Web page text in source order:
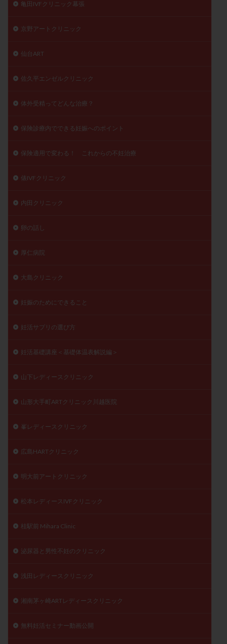
亀田IVFクリニック幕張
京野アートクリニック
仙台ART
佐久平エンゼルクリニック
体外受精ってどんな治療？
保険診療内でできる妊娠へのポイント
保険適用で変わる！ これからの不妊治療
俵IVFクリニック
内田クリニック
卵の話し
厚仁病院
大島クリニック
妊娠のためにできること
妊活サプリの選び方
妊活基礎講座＜基礎体温表解説編＞
山下レディースクリニック
山形大手町ARTクリニック川越医院
峯レディースクリニック
広島HARTクリニック
明大前アートクリニック
松本レディースIVFクリニック
桂駅前 Mihara Clinic
泌尿器と男性不妊のクリニック
浅田レディースクリニック
湘南茅ヶ崎ARTレディースクリニック
無料妊活セミナー動画公開